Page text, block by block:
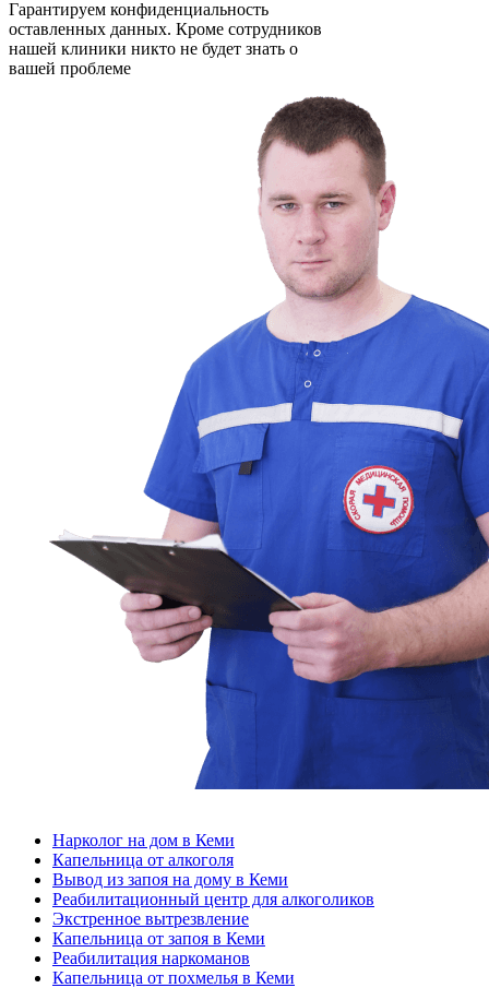
Гарантируем конфиденциальность
оставленных данных. Кроме сотрудников
нашей клиники никто не будет знать о
вашей проблеме
Нарколог на дом в Кеми
Капельница от алкоголя
Вывод из запоя на дому в Кеми
Реабилитационный центр для алкоголиков
Экстренное вытрезвление
Капельница от запоя в Кеми
Реабилитация наркоманов
Капельница от похмелья в Кеми